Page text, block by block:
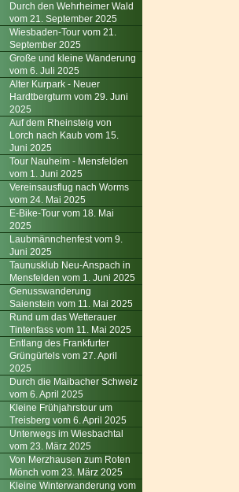
Durch den Wehrheimer Wald
vom 21. September 2025
Wiesbaden-Tour vom 21.
September 2025
Große und kleine Wanderung
vom 6. Juli 2025
Alter Kurpark - Neuer
Hardtbergturm vom 29. Juni
2025
Auf dem Rheinsteig von
Lorch nach Kaub vom 15.
Juni 2025
Tour Nauheim - Mensfelden
vom 1. Juni 2025
Vereinsausflug nach Worms
vom 24. Mai 2025
E-Bike-Tour vom 18. Mai
2025
Laubmännchenfest vom 9.
Juni 2025
Taunusklub Neu-Anspach in
Mensfelden vom 1. Juni 2025
Genusswanderung
Saienstein vom 11. Mai 2025
Rund um das Wetterauer
Tintenfass vom 11. Mai 2025
Entlang des Frankfurter
Grüngürtels vom 27. April
2025
Durch die Maibacher Schweiz
vom 6. April 2025
Kleine Frühjahrstour um
Treisberg vom 6. April 2025
Unterwegs im Wiesbachtal
vom 23. März 2025
Von Merzhausen zum Roten
Mönch vom 23. März 2025
Kleine Winterwanderung vom